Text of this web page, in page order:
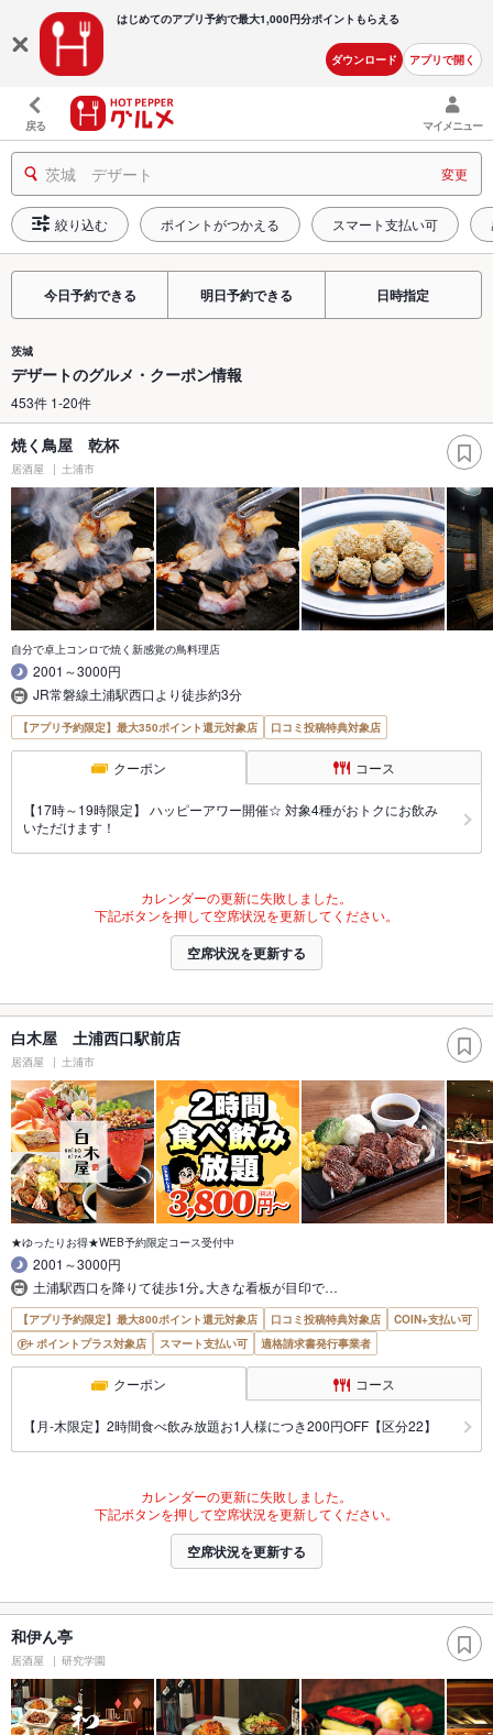
はじめてのアプリ予約で最大1,000円分ポイントもらえる
ダウンロード アプリで開く
戻る マイメニュー
茨城 デザート 変更
絞り込む ポイントがつかえる スマート支払い可
今日予約できる 明日予約できる 日時指定
茨城
デザートのグルメ・クーポン情報
453件 1-20件
焼く鳥屋 乾杯
居酒屋 土浦市
自分で卓上コンロで焼く新感覚の鳥料理店
2001～3000円
JR常磐線土浦駅西口より徒歩約3分
【アプリ予約限定】最大350ポイント還元対象店 口コミ投稿特典対象店
クーポン コース
【17時～19時限定】 ハッピーアワー開催☆ 対象4種がおトクにお飲み
いただけます！
カレンダーの更新に失敗しました。
下記ボタンを押して空席状況を更新してください。
空席状況を更新する
白木屋 土浦西口駅前店
居酒屋 土浦市
★ゆったりお得★WEB予約限定コース受付中
2001～3000円
土浦駅西口を降りて徒歩1分｡大きな看板が目印で…
【アプリ予約限定】最大800ポイント還元対象店 口コミ投稿特典対象店
COIN+支払い可
ポイントプラス対象店
スマート支払い可 適格請求書発行事業者
クーポン コース
【月‐木限定】2時間食べ飲み放題お1人様につき200円OFF【区分22】
カレンダーの更新に失敗しました。
下記ボタンを押して空席状況を更新してください。
空席状況を更新する
和伊ん亭
居酒屋 研究学園